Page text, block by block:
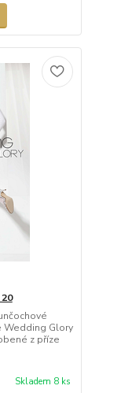
Wedding Glory
z příze
Skladem 8 ks